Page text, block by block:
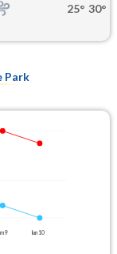
25° 30°
Park
9 lun 10